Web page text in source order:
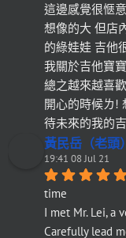
這邊感覺很愜
想像的大 但店
的綠娃娃 吉他
我關於吉他寶
總之越來越喜
開心的時候ㄌ!
待未來的我的
黃民岳（老頭）
19:41 08 Jul 21
time
I met Mr. Lei, a
Carefully lead